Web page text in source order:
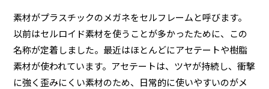
素材がプラスチックのメガネをセルフレームと呼びます。
以前はセルロイド素材を使うことが多かったために、この
名称が定着しました。最近はほとんどにアセテートや樹脂
素材が使われています。アセテートは、ツヤが持続し、衝撃
に強く歪みにくい素材のため、日常的に使いやすいのがメ